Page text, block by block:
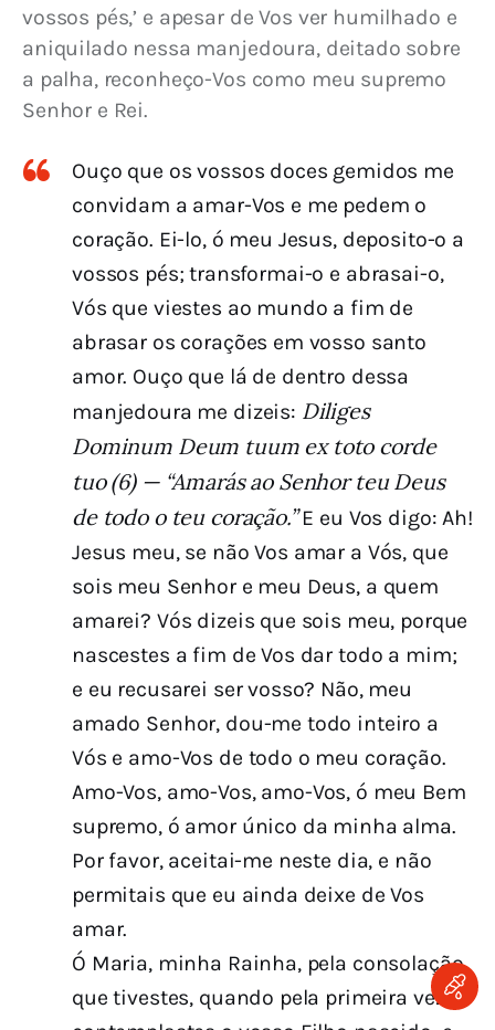
vossos pés,’ e apesar de Vos ver humilhado e
aniquilado nessa manjedoura, deitado sobre
a palha, reconheço-Vos como meu supremo
Senhor e Rei.
Ouço que os vossos doces gemidos me
convidam a amar-Vos e me pedem o
coração. Ei-lo, ó meu Jesus, deposito-o a
vossos pés; transformai-o e abrasai-o,
Vós que viestes ao mundo a fim de
abrasar os corações em vosso santo
amor. Ouço que lá de dentro dessa
manjedoura me dizeis: Diliges
Dominum Deum tuum ex toto corde
tuo (6) — “Amarás ao Senhor teu Deus
de todo o teu coração.”E eu Vos digo: Ah!
Jesus meu, se não Vos amar a Vós, que
sois meu Senhor e meu Deus, a quem
amarei? Vós dizeis que sois meu, porque
nascestes a fim de Vos dar todo a mim;
e eu recusarei ser vosso? Não, meu
amado Senhor, dou-me todo inteiro a
Vós e amo-Vos de todo o meu coração.
Amo-Vos, amo-Vos, amo-Vos, ó meu Bem
supremo, ó amor único da minha alma.
Por favor, aceitai-me neste dia, e não
permitais que eu ainda deixe de Vos
amar.
Ó Maria, minha Rainha, pela consolação
que tivestes, quando pela primeira vez